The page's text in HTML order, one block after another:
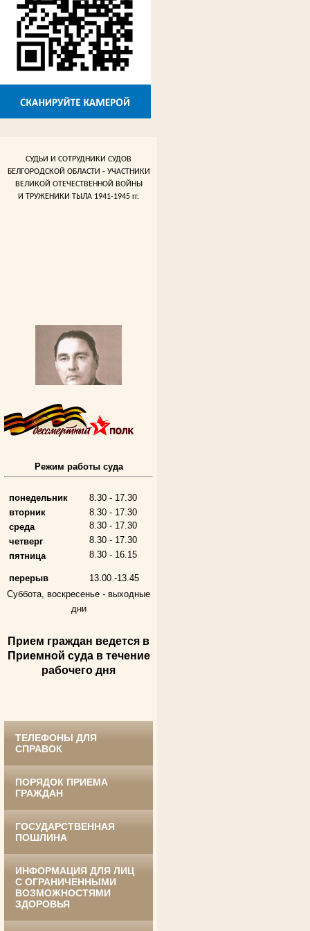
СУДЬИ И СОТРУДНИКИ СУДОВ
БЕЛГОРОДСКОЙ ОБЛАСТИ - УЧАСТНИКИ
ВЕЛИКОЙ ОТЕЧЕСТВЕННОЙ ВОЙНЫ
И ТРУЖЕНИКИ ТЫЛА 1941-1945 гг.
Алферьев Сергей Григорьевич
Участник Великой Отечественной войны
в период с 1954 по 1982 гг.
Андрющенкова Тамара Ивановна
Труженица тыла в годы
Великой Отечественной войны
Судья Белгородского областного суда
Ануприенко Иван Васильевич
Участник Великой Отечественной войны
в период с 1965 по 1984 гг.
Режим работы суда
понедельник
8.30 - 17.30
вторник
8.30 - 17.30
среда
8.30 - 17.30
четверг
8.30 - 17.30
пятница
8.30 - 16.15
перерыв
13.00 -13.45
Суббота, воскресенье - выходные
дни
Прием граждан ведется в
Приемной суда в течение
рабочего дня
ТЕЛЕФОНЫ ДЛЯ
СПРАВОК
ПОРЯДОК ПРИЕМА
ГРАЖДАН
ГОСУДАРСТВЕННАЯ
ПОШЛИНА
ИНФОРМАЦИЯ ДЛЯ ЛИЦ
С ОГРАНИЧЕННЫМИ
ВОЗМОЖНОСТЯМИ
ЗДОРОВЬЯ